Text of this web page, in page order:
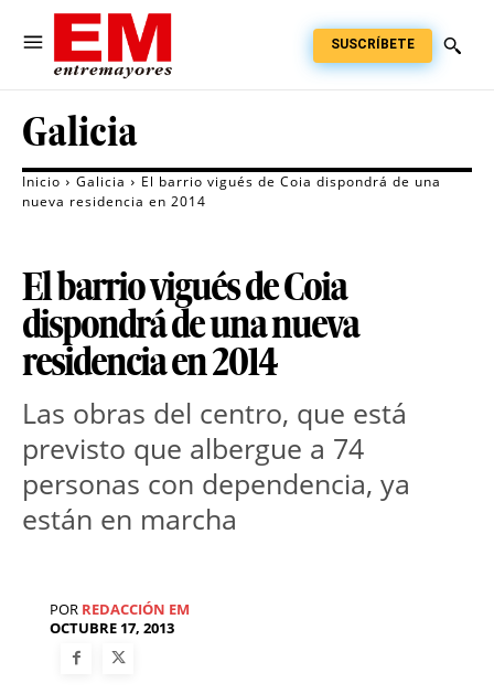
SUSCRÍBETE
Galicia
Inicio Galicia
El barrio vigués de Coia dispondrá de una
nueva residencia en 2014
El barrio vigués de Coia
dispondrá de una nueva
residencia en 2014
Las obras del centro, que está
previsto que albergue a 74
personas con dependencia, ya
están en marcha
POR REDACCIÓN EM
OCTUBRE 17, 2013